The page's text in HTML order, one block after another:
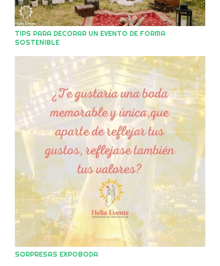
TIPS PARA DECORAR UN EVENTO DE FORMA
SOSTENIBLE
SORPRESAS EXPOBODA